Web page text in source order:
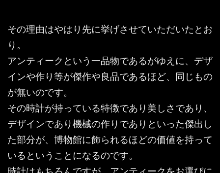
その理由はやはり先に挙げさせていただいたとお
り。
アンティークという一品物であるがゆえに、デザ
インや作り等が傑作や良品であるほど、同じもの
が無いのです。
その時計が持っている特徴であり美しさであり、
デザインであり機械の作りでありといった傑出し
た部分が、博物館に飾られるほどの価値を持って
いるということになるのです。